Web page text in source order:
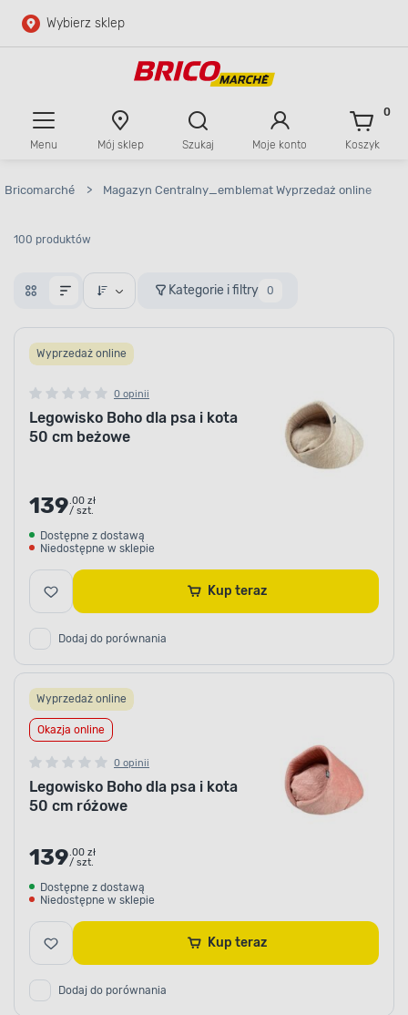
Przejdź do głównej zawartości
Wybierz sklep
Menu Mój sklep Szukaj Moje konto Koszyk
0
Bricomarché > Magazyn Centralny_emblemat Wyprzedaż online
100 produktów
Kategorie i filtry 0
Wyprzedaż online
0 opinii
Legowisko Boho dla psa i kota
50 cm beżowe
139.00 zł
/ szt.
Dostępne z dostawą
Niedostępne w sklepie
Kup teraz
Dodaj do porównania
Wyprzedaż online
Okazja online
0 opinii
Legowisko Boho dla psa i kota
50 cm różowe
139.00 zł
/ szt.
Dostępne z dostawą
Niedostępne w sklepie
Kup teraz
Dodaj do porównania